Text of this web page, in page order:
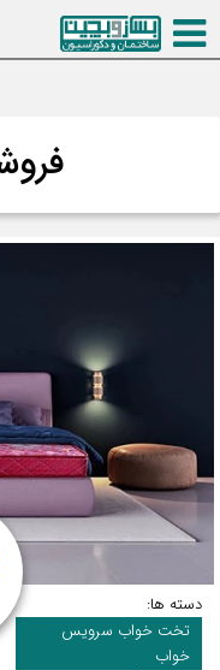
دسته ها:
تخت خواب سرویس
خواب